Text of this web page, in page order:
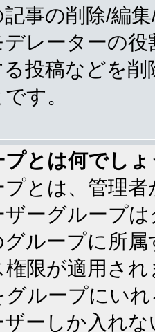
事の削除/編
レーターの
投稿などを
す。
とは何でし
とは、管理
ーグループ
ループに所
限が適用さ
グループにい
ザーしか入れ